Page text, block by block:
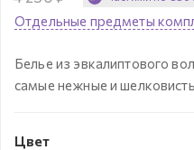
Отдельные предметы
Белье из эвкалиптового
самые нежные и
Цвет